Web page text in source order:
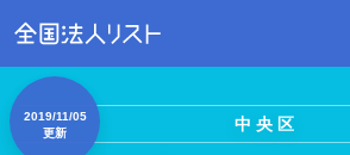
中央区
2019/11/05
更新